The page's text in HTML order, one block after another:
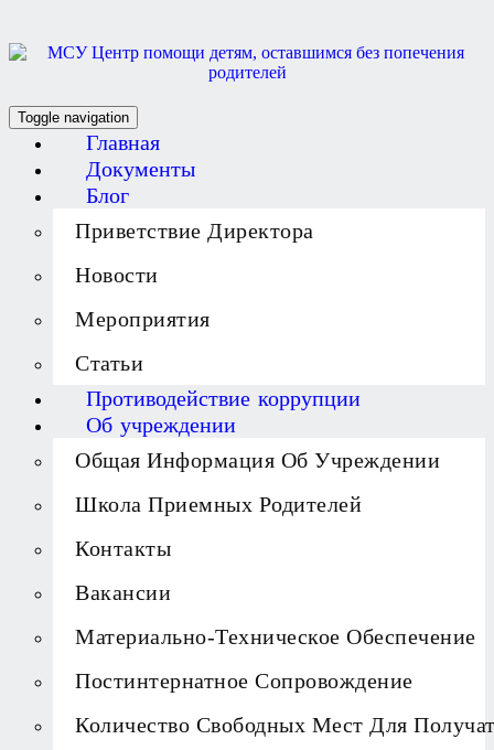
Toggle navigation
Главная
Документы
Блог
Приветствие Директора
Новости
Мероприятия
Статьи
Противодействие коррупции
Об учреждении
Общая Информация Об Учреждении
Школа Приемных Родителей
Контакты
Вакансии
Материально-Техническое Обеспечение
Постинтернатное Сопровождение
Количество Свободных Мест Для